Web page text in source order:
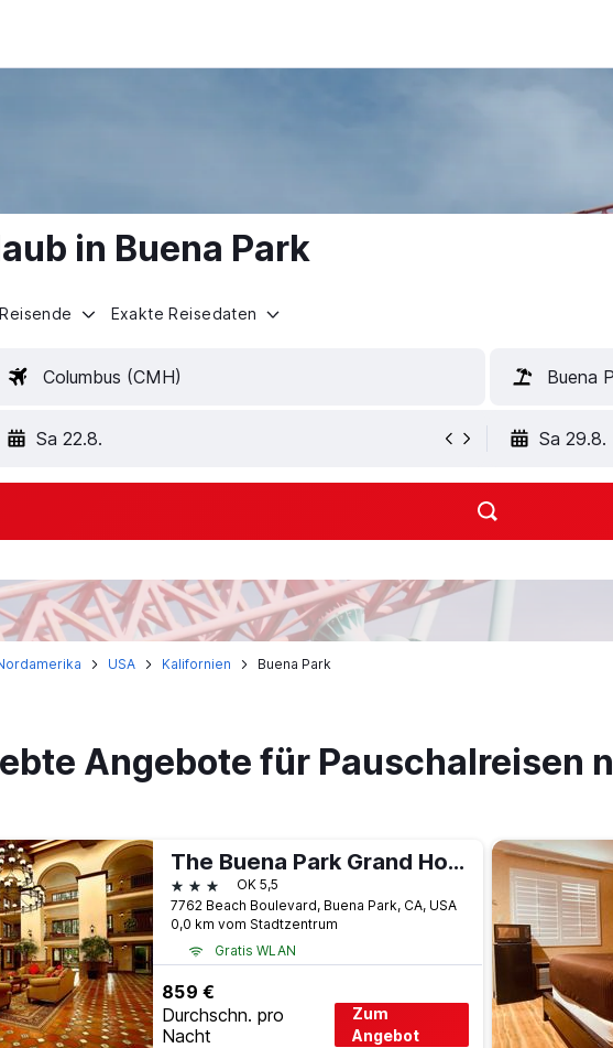
in Buena Park
Exakte Reisedaten
Columbus (CMH) Buena
Sa 22.8. Sa 29.8.
USA Kalifornien Buena Park
Angebote für Pauschalreisen
The Buena Park Grand Hotel & Suites
3 SterneOK 5,5
7762 Beach Boulevard, Buena Park, CA, USA
0,0 km vom Stadtzentrum
Gratis WLAN
859 €
Durchschn. pro
Nacht
Zum
Angebot